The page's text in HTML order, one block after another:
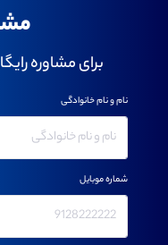
برای مشاوره
نام و نام خانوادگی
شماره موبایل